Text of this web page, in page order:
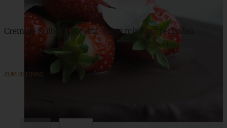
Cremige Erdbeer-Ricotta-Torte mit Knusperboden
ZUM BEITRAG